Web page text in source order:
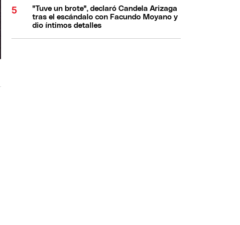
"Tuve un brote", declaró Candela Arizaga
tras el escándalo con Facundo Moyano y
dio íntimos detalles